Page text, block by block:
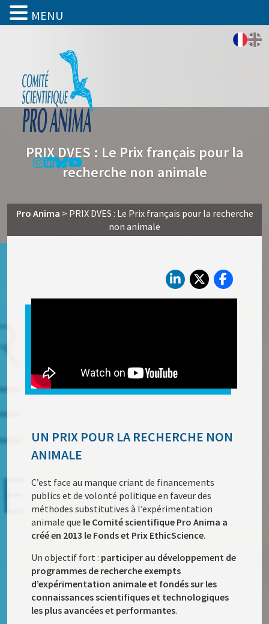
PRIX DVES : Le Prix français pour la
recherche non animale
Pro Anima > PRIX DVES : Le Prix français pour la recherche
non animale
UN PRIX POUR LA RECHERCHE NON
ANIMALE
C’est face au manque criant de financements
publics et de volonté politique en faveur des
méthodes substitutives à l’expérimentation
animale que le Comité scientifique Pro Anima a
créé en 2013 le Fonds et Prix EthicScience.
Un objectif fort : participer au développement de
programmes de recherche exempts
d’expérimentation animale et fondés sur les
connaissances scientifiques et technologiques
les plus avancées et performantes.
MENU